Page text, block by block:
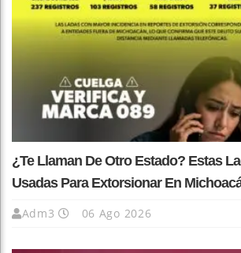
¿Te Llaman De Otro Estado? Estas
Usadas Para Extorsionar En
Adm3 06 Ago 2026